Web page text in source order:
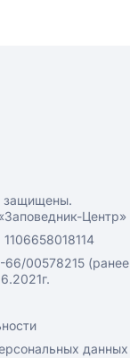
защищены.
Центр»
00578215 (ранее
данных